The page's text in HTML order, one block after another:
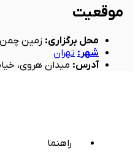
موقعیت
محل برگزاری: زمین
شهر : تهران
آدرس: میدان هروی،
راهنما